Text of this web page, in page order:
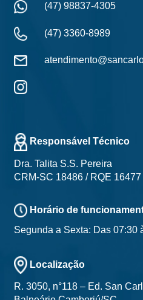
(47) 98837-4305
(47) 3360-8989
Responsável Técnico
Dra. Talita S.S. Pereira
CRM-SC 18486 / RQE 16477
Horário de
Segunda a Sexta: Das 07:30
Localização
R. 3050, n°118 – Ed. San